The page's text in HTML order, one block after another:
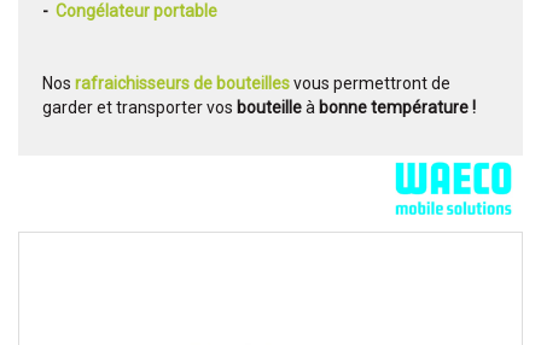
- Congélateur portable
Nos rafraichisseurs de bouteillesvous permettront de
garder et transporter vos bouteilleà bonne température !